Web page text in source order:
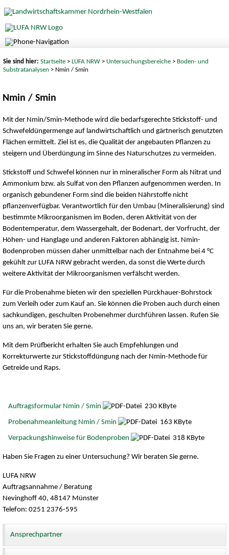
Sie sind hier:Startseite >LUFA NRW >Untersuchungsbereiche > Boden- und
Substratanalysen > Nmin / Smin
Nmin / Smin
Mit der Nmin/Smin-Methode wird die bedarfsgerechte Stickstoff- und
Schwefeldüngermenge auf landwirtschaftlich und gärtnerisch genutzten
Flächen ermittelt. Ziel ist es, die Qualität der angebauten Pflanzen zu
steigern und Überdüngung im Sinne des Naturschutzes zu vermeiden.
Stickstoff und Schwefel können nur in mineralischer Form als Nitrat und
Ammonium bzw. als Sulfat von den Pflanzen aufgenommen werden. In
organisch gebundener Form sind die beiden Nährstoffe nicht
pflanzenverfügbar. Verantwortlich für den Umbau (Mineralisierung) sind
bestimmte Mikroorganismen im Boden, deren Aktivität von der
Bodentemperatur, dem Wassergehalt, der Bodenart, der Vorfrucht, der
Höhen- und Hanglage und anderen Faktoren abhängig ist. Nmin-
Bodenproben müssen daher unmittelbar nach der Entnahme bei 4 °C
gekühlt zur LUFA NRW gebracht werden, da sonst die Werte durch
weitere Aktivität der Mikroorganismen verfälscht werden.
Für die Probenahme bieten wir den speziellen Pürckhauer-Bohrstock
zum Verleih oder zum Kauf an. Sie können die Proben auch durch einen
sachkundigen, geschulten Probenehmer durchführen lassen. Rufen Sie
uns an, wir beraten Sie gerne.
Mit dem Prüfbericht erhalten Sie auch Empfehlungen und
Korrekturwerte zur Stickstoffdüngung nach der Nmin-Methode für
Getreide und Raps.
Auftragsformular Nmin / Smin 230 KByte
Probenahmeanleitung Nmin / Smin 163 KByte
Verpackungshinweise für Bodenproben 318 KByte
Haben Sie Fragen zu einer Untersuchung? Wir beraten Sie gerne.
LUFA NRW
Auftragsannahme / Beratung
Nevinghoff 40, 48147 Münster
Telefon: 0251 2376-595
Ansprechpartner